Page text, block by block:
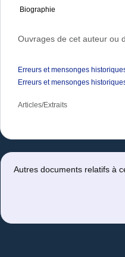
Biographie
Ouvrages de cet auteur ou
Erreurs et mensonges
Erreurs et mensonges
Articles/Extraits
Autres documents relatifs à